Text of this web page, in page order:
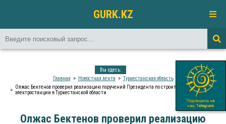
GURK.KZ
Вы здесь:
Главная
Новостная лента
Туркестанская область
Олжас Бектенов проверил реализацию поручений Президента по строительству
электростанции в Туркестанской области
Олжас Бектенов проверил реализацию